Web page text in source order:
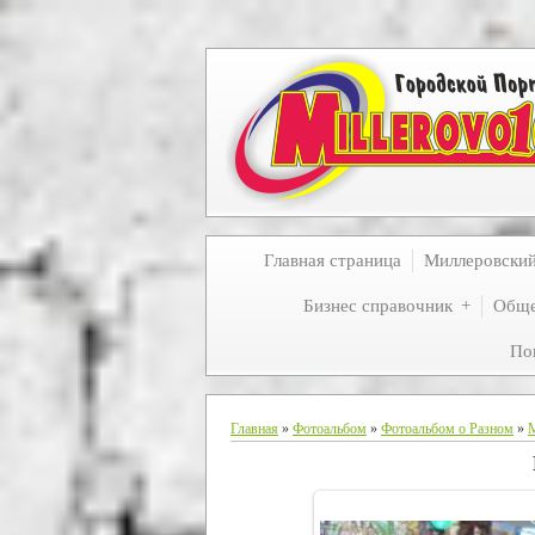
Главная страница
Бизнес справочник
Главная » Фотоальбом » Фотоальбом о Разном »